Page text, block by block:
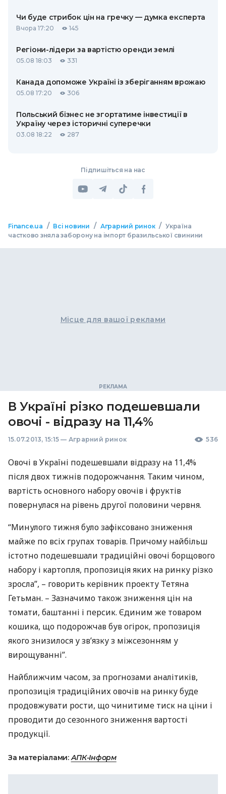
Чи буде стрибок цін на гречку — думка експерта
Вчора 17:20 145
Регіони-лідери за вартістю оренди землі
05.08 18:03 331
Канада допоможе Україні із зберіганням врожаю
05.08 17:20 306
Польський бізнес не згортатиме інвестиції в
Україну через історичні суперечки
03.08 18:22 287
Підпишіться на нас
Finance.ua / Всі новини / Аграрний ринок / Україна
частково зняла заборону на імпорт бразильської свинини
Місце для вашої реклами
В Україні різко подешевшали
овочі - відразу на 11,4%
15.07.2013, 15:15 — Аграрний ринок 536
Овочі в Україні подешевшали відразу на 11,4%
після двох тижнів подорожчання. Таким чином,
вартість основного набору овочів і фруктів
повернулася на рівень другої половини червня.
“Минулого тижня було зафіксовано зниження
майже по всіх групах товарів. Причому найбільш
істотно подешевшали традиційні овочі борщового
набору і картопля, пропозиція яких на ринку різко
зросла”, – говорить керівник проекту Тетяна
Гетьман. – Зазначимо також зниження цін на
томати, баштанні і персик. Єдиним же товаром
кошика, що подорожчав був огірок, пропозиція
якого знизилося у зв’язку з міжсезонням у
вирощуванні”.
Найближчим часом, за прогнозами аналітиків,
пропозиція традиційних овочів на ринку буде
продовжувати рости, що чинитиме тиск на ціни і
проводити до сезонного зниження вартості
продукції.
За матеріалами:АПК-Інформ